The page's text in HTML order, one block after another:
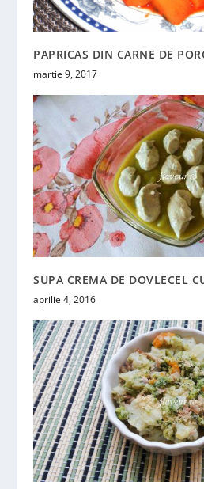
PAPRICAS DIN CARNE DE
martie 9, 2017
SUPA CREMA DE DOVLECEL
aprilie 4, 2016